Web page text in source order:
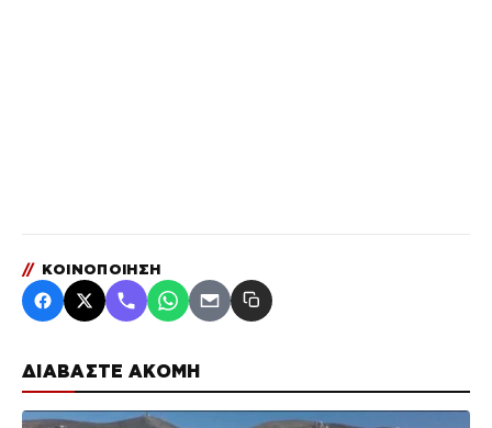
ΔΙΑΒΑΣΤΕ ΑΚΟΜΗ
// ΚΟΙΝΟΠΟΙΗΣΗ